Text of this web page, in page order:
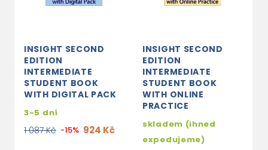
INSIGHT SECOND
EDITION
INTERMEDIATE
STUDENT BOOK
WITH DIGITAL PACK
3-5 dní
1 087 Kč -15% 924 Kč
INSIGHT SECOND
EDITION
INTERMEDIATE
STUDENT BOOK
WITH ONLINE
PRACTICE
skladem (ihned
expedujeme)